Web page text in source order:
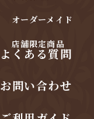
オーダーメイド
店舗限定商品
よくある質問
お問い合わせ